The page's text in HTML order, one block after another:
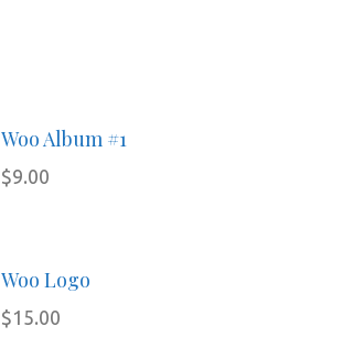
Woo Album #1
$9.00
Woo Logo
$15.00